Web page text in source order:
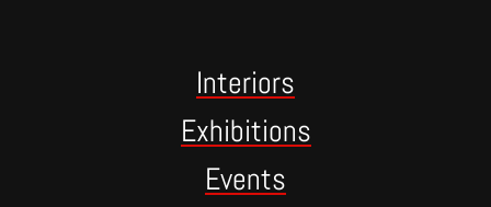
Interiors
Exhibitions
Events